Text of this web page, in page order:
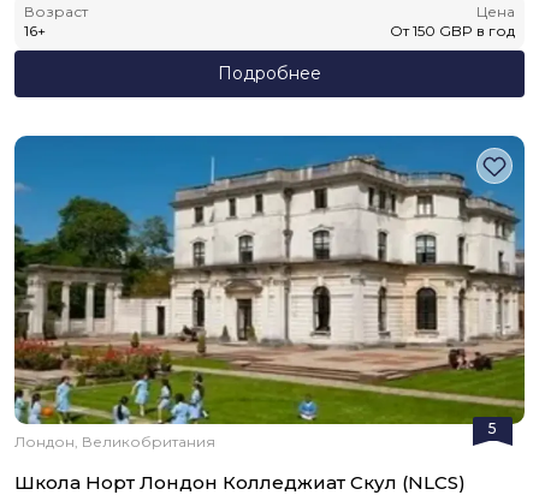
Возраст
16+
Цена
От 150 GBP в год
Подробнее
5
Лондон, Великобритания
Школа Норт Лондон Колледжиат Скул (NLCS)